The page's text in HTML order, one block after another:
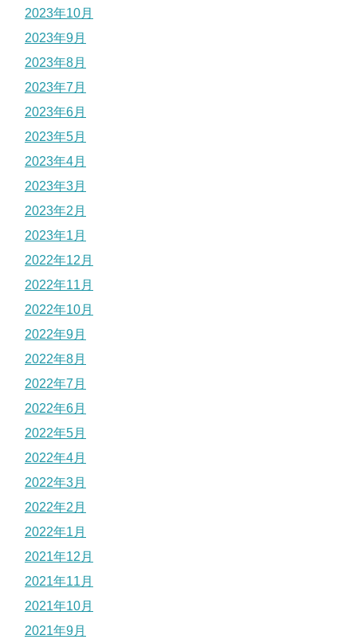
2023年10月
2023年9月
2023年8月
2023年7月
2023年6月
2023年5月
2023年4月
2023年3月
2023年2月
2023年1月
2022年12月
2022年11月
2022年10月
2022年9月
2022年8月
2022年7月
2022年6月
2022年5月
2022年4月
2022年3月
2022年2月
2022年1月
2021年12月
2021年11月
2021年10月
2021年9月